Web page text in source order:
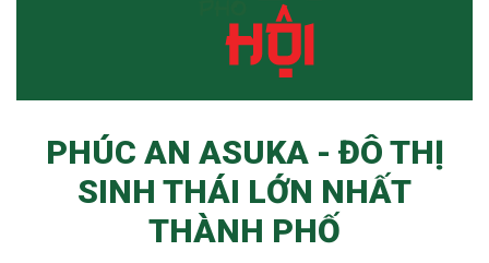
PHÚC AN ASUKA - ĐÔ THỊ
SINH THÁI LỚN NHẤT
THÀNH PHỐ